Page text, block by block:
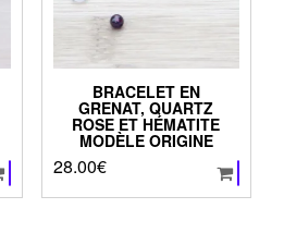
BRACELET EN
GRENAT, QUARTZ
ROSE ET HÉMATITE
MODÈLE ORIGINE
28.00€